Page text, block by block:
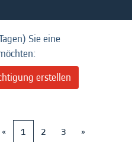
Sie eine
erstellen
« 1 2 3 »